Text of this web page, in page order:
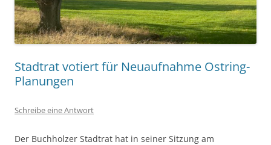
Stadtrat votiert für Neuaufnahme Ostring-
Planungen
Schreibe eine Antwort
Der Buchholzer Stadtrat hat in seiner Sitzung am